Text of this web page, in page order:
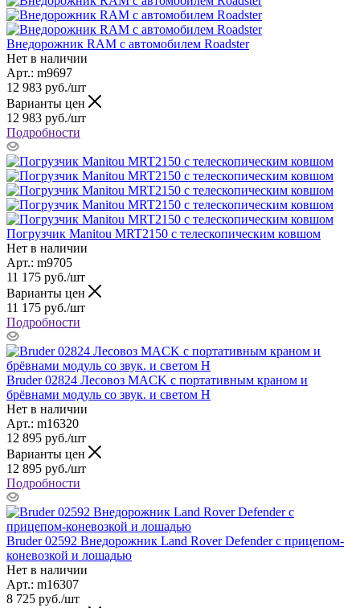
Внедорожник RAM с автомобилем Roadster
Нет в наличии
Арт.: m9697
12 983 руб./шт
Варианты цен
12 983 руб./шт
Подробности
Погрузчик Manitou MRT2150 с телескопическим ковшом
Нет в наличии
Арт.: m9705
11 175 руб./шт
Варианты цен
11 175 руб./шт
Подробности
Bruder 02824 Лесовоз MACK с портативным краном и
брёвнами модуль со звук. и светом H
Нет в наличии
Арт.: m16320
12 895 руб./шт
Варианты цен
12 895 руб./шт
Подробности
Bruder 02592 Внедорожник Land Rover Defender с прицепом-
коневозкой и лошадью
Нет в наличии
Арт.: m16307
8 725 руб./шт